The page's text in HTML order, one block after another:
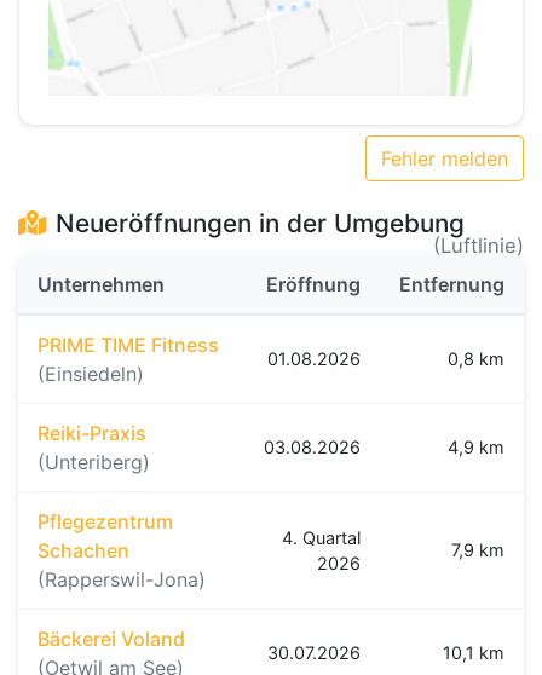
Fehler melden
Neueröffnungen in der Umgebung
(Luftlinie)
Unternehmen
Eröffnung Entfernung
PRIME TIME Fitness
(Einsiedeln)
01.08.2026 0,8 km
Reiki-Praxis
(Unteriberg)
03.08.2026 4,9 km
Pflegezentrum
Schachen
(Rapperswil-Jona)
4. Quartal
2026
7,9 km
Bäckerei Voland
(Oetwil am See)
30.07.2026 10,1 km